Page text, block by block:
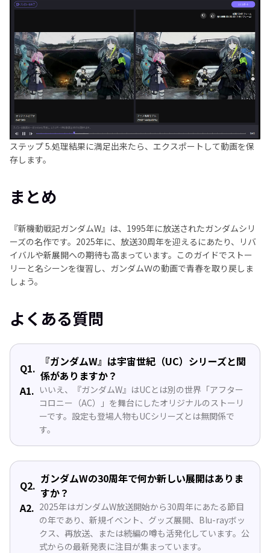
ステップ 5.処理結果に満足出来たら、エクスポートして動画を保
存します。
まとめ
『新機動戦記ガンダムW』は、1995年に放送されたガンダムシリ
ーズの名作です。2025年に、放送30周年を迎えるにあたり、リバ
イバルや新展開への期待も高まっています。このガイドでストー
リーと名シーンを復習し、ガンダムＷの動画で青春を取り戻しま
しょう。
よくある質問
Q1.
『ガンダムW』は宇宙世紀（UC）シリーズと関
係がありますか？
A1. いいえ、『ガンダムW』はUCとは別の世界「アフター
コロニー（AC）」を舞台にしたオリジナルのストーリ
ーです。設定も登場人物もUCシリーズとは無関係で
す。
Q2. ガンダムWの30周年で何か新しい展開はありま
すか？
A2. 2025年はガンダムW放送開始から30周年にあたる節目
の年であり、新規イベント、グッズ展開、Blu-rayボッ
クス、再放送、または続編の噂も活発化しています。公
式からの最新発表に注目が集まっています。